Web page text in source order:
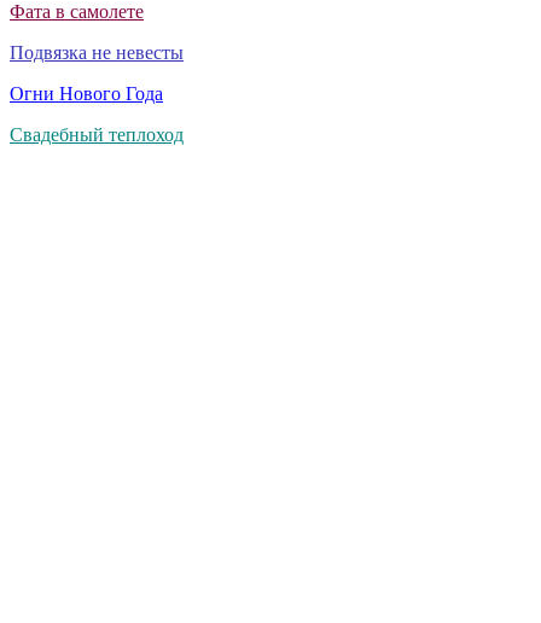
Фата в самолете
Подвязка не невесты
Огни Нового Года
Свадебный теплоход